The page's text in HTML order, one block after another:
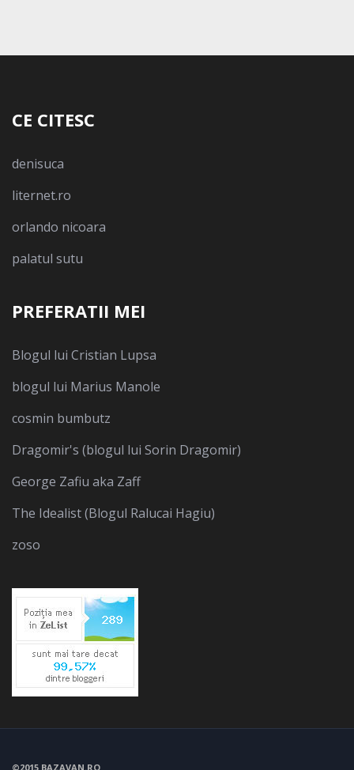
CE CITESC
denisuca
liternet.ro
orlando nicoara
palatul sutu
PREFERATII MEI
Blogul lui Cristian Lupsa
blogul lui Marius Manole
cosmin bumbutz
Dragomir's (blogul lui Sorin Dragomir)
George Zafiu aka Zaff
The Idealist (Blogul Ralucai Hagiu)
zoso
©2015 BAZAVAN.RO